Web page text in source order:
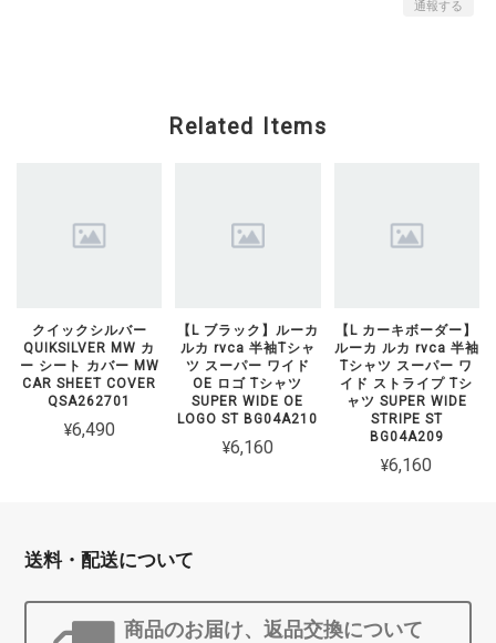
通報する
Related Items
クイックシルバー
QUIKSILVER MW カ
ー シート カバー MW
CAR SHEET COVER
QSA262701
¥6,490
【L ブラック】ルーカ
ルカ rvca 半袖Tシャ
ツ スーパー ワイド
OE ロゴ Tシャツ
SUPER WIDE OE
LOGO ST BG04A210
¥6,160
【L カーキボーダー】
ルーカ ルカ rvca 半袖
Tシャツ スーパー ワ
イド ストライプ Tシ
ャツ SUPER WIDE
STRIPE ST
BG04A209
¥6,160
送料・配送について
商品のお届け、返品交換について